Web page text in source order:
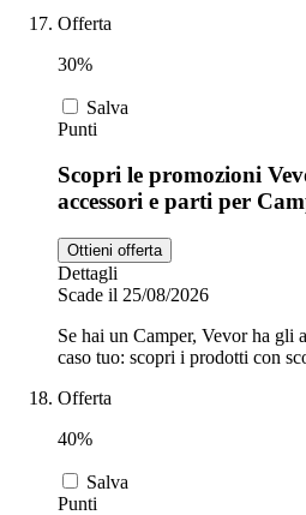
Offerta
30%
Salva
Punti
Scopri le promozioni
accessori e parti per
Ottieni offerta
Dettagli
Scade il 25/08/2026
Se hai un Camper, Vevor ha gli
caso tuo: scopri i prodotti con
Offerta
40%
Salva
Punti